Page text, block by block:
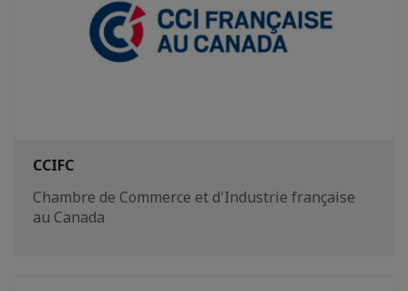
CCIFC
Chambre de Commerce et d'Industrie française
au Canada